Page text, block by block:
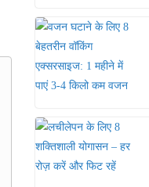
bo
ok
tte
r